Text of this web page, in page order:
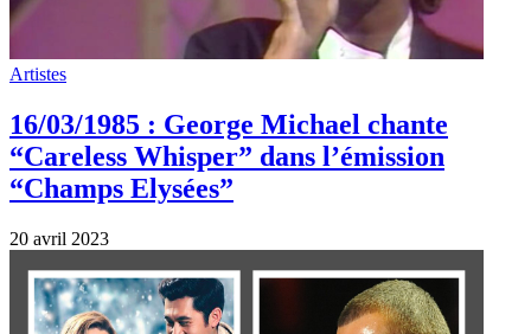
Artistes
16/03/1985 : George Michael chante
“Careless Whisper” dans l’émission
“Champs Elysées”
20 avril 2023